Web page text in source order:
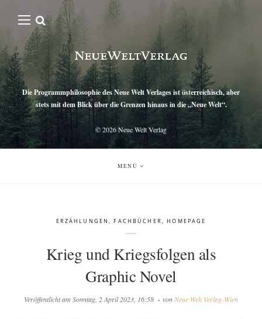
Die Programmphilosophie des Neue Welt Verlages ist österreichisch, aber
stets mit dem Blick über die Grenzen hinaus in die „Neue Welt“.
© 2026Neue Welt Verlag
MENÜ
ERZÄHLUNGEN,FACHBÜCHER,HOMEPAGE
Krieg und Kriegsfolgen als
Graphic Novel
Veröffentlicht am Sonntag, 2 April 2023, 16:58 vonNeue Welt Verlag-Wien